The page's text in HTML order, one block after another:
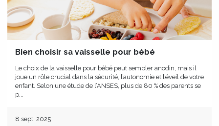
Bien choisir sa vaisselle pour bébé
Le choix de la vaisselle pour bébé peut sembler anodin, mais il
joue un rôle crucial dans la sécurité, l’autonomie et l’éveil de votre
enfant. Selon une étude de l’ANSES, plus de 80 % des parents se
p...
8 sept. 2025